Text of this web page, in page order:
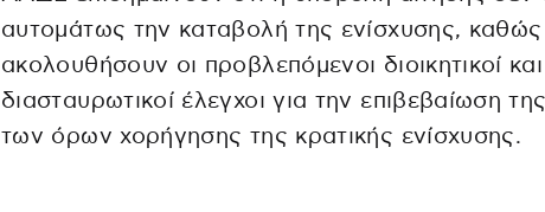
αυτομάτως την καταβολή της ενίσχυσης,
ακολουθήσουν οι προβλεπόμενοι διοικητικοί και
διασταυρωτικοί έλεγχοι για την επιβεβαίωση
των όρων χορήγησης της κρατικής ενίσχυσης.